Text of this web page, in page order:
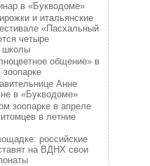
в «Букводоме»
и итальянские
«Пасхальный
четыре
школы
общение» в
Анне
в «Букводоме»
зоопарке в апреле
в летние
российские
на ВДНХ свои